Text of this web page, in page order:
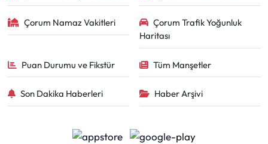
Çorum Namaz Vakitleri
Çorum Trafik Yoğunluk
Haritası
Puan Durumu ve Fikstür Tüm Manşetler
Son Dakika Haberleri Haber Arşivi